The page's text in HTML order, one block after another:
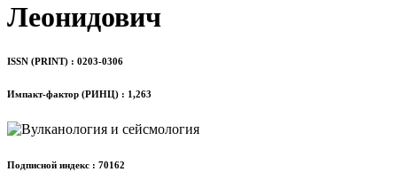
Леонидович
ISSN (PRINT) : 0203-0306
Импакт-фактор (РИНЦ) : 1,263
Подписной индекс : 70162